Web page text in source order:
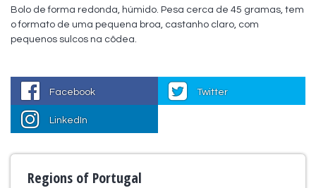
Bolo de forma redonda, húmido. Pesa cerca de 45 gramas, tem
o formato de uma pequena broa, castanho claro, com
pequenos sulcos na côdea.
Facebook Twitter
LinkedIn
Regions of Portugal